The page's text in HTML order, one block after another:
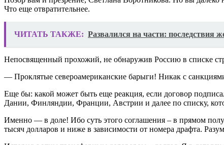
Что еще отвратительнее.
ЧИТАТЬ ТАКЖЕ: Развалился на части: последствия
Непосвященный прохожий, не обнаружив Россию в списке
— Проклятые североамериканские барыги! Никак с
Еще бы: какой может быть еще реакция, если договор
Дании, Финляндии, Франции, Австрии и далее по списку,
Именно — в доле! Ибо суть этого соглашения – в прямом
тысяч долларов и ниже в зависимости от номера драфта.